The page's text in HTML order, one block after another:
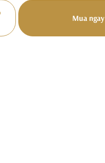
Mua ngay